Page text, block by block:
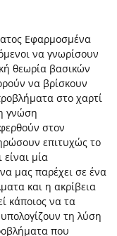
Εφαρμοσμένα
να γνωρίσουν
θεωρία βασικών
να βρίσκουν
στο χαρτί
γνώση
στον
επιτυχώς το
μία
μας παρέχει σε ένα
και η ακρίβεια
κάποιος να τα
τη λύση
που